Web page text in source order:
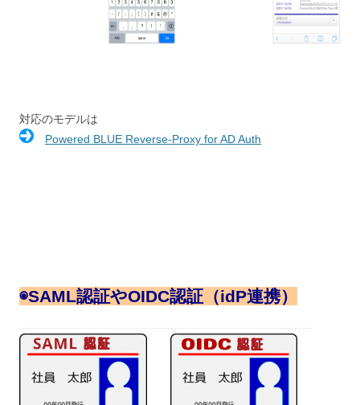
対応のモデルは
Powered BLUE Reverse-Proxy for AD Auth
◉SAML認証やOIDC認証（idP連携）